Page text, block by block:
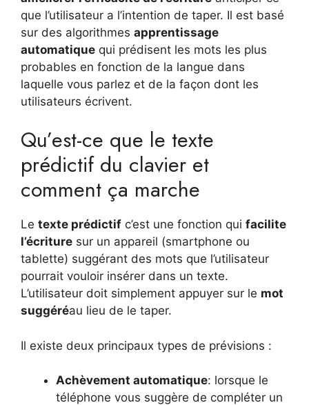
que l’utilisateur a l’intention de taper. Il est basé
sur des algorithmes apprentissage
automatique qui prédisent les mots les plus
probables en fonction de la langue dans
laquelle vous parlez et de la façon dont les
utilisateurs écrivent.
Qu’est-ce que le texte
prédictif du clavier et
comment ça marche
Le texte prédictif c’est une fonction qui facilite
l’écriture sur un appareil (smartphone ou
tablette) suggérant des mots que l’utilisateur
pourrait vouloir insérer dans un texte.
L’utilisateur doit simplement appuyer sur le mot
suggéréau lieu de le taper.
Il existe deux principaux types de prévisions :
Achèvement automatique: lorsque le
téléphone vous suggère de compléter un